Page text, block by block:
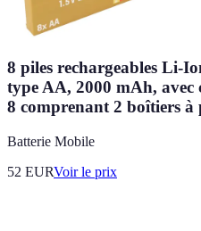
8 piles rechargeables Li-
type AA, 2000 mAh, avec
8 comprenant 2 boîtiers à
Batterie Mobile
52 EURVoir le prix